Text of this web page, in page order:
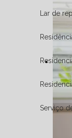
Lar de
Serviço